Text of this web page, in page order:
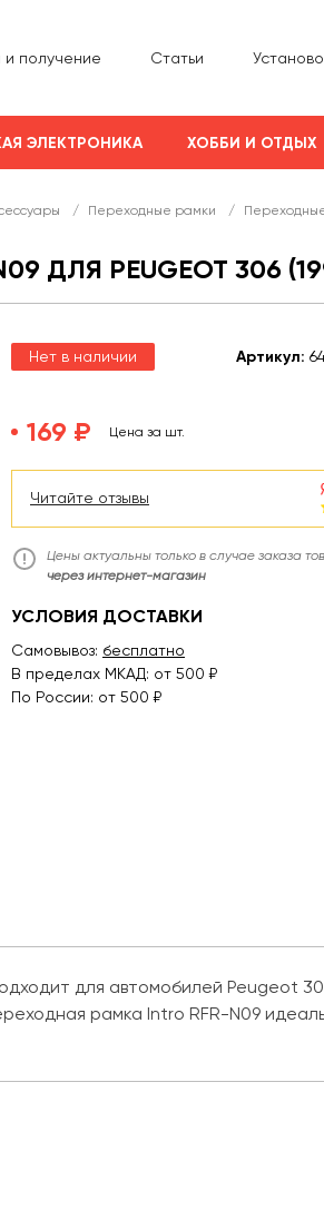
и получение Статьи
ЭЛЕКТРОНИКА ХОББИ И ОТДЫХ
/ Переходные рамки /
ДЛЯ PEUGEOT 306
Нет в наличии Артикул:
169 ₽ Цена за шт.
Читайте отзывы
Цены актуальны только в случае заказа
через интернет-магазин
УСЛОВИЯ ДОСТАВКИ
Самовывоз: бесплатно
В пределах МКАД: от 500 ₽
По России: от 500 ₽
для автомобилей Peugeot
рамка Intro RFR-N09